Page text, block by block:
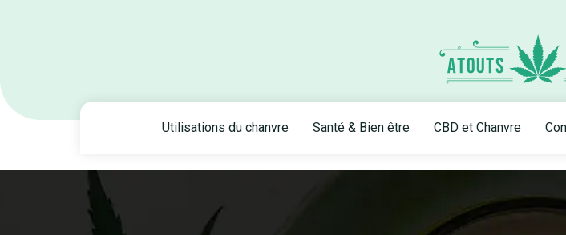
Utilisations du chanvre Santé & Bien être CBD et Chanvre